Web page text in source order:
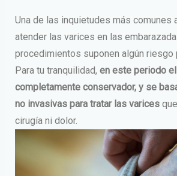
Una de las inquietudes más comunes
atender las varices en las
procedimientos suponen algún riesgo
Para tu tranquilidad, en este periodo
completamente conservador, y se
no invasivas para tratar las varices
cirugía ni dolor.